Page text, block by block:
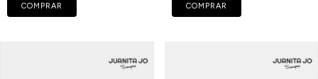
COMPRAR COMPRAR